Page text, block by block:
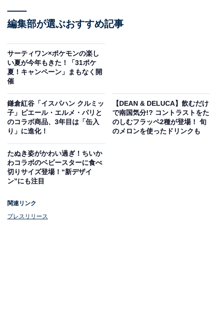
属のゴムバンドを使用すれば、コンパクトに折りたたん
でまとめられるので、普段からバッグに入れておくこと
ができます。
バッグ上部にはファスナーがついているので、中身がこ
ぼれたり、のぞかれたりする心配もありません。
編集部が選ぶおすすめ記事
サーティワン×ポケモンの楽し
い夏が今年もきた！「31ポケ
夏！キャンペーン」まもなく開
催
鎌倉紅谷「イスパハン クルミッ
子」ピエール・エルメ・パリと
のコラボ商品、3年目は「缶入
り」に進化！
【DEAN & DELUCA】飲むだけ
で南国気分!? コントラストをた
のしむフラッペ2種が登場！ 旬
のメロンを使ったドリンクも
たぬき姿がかわい過ぎ！ちいか
わコラボのベビースターに食べ
切りサイズ登場！“新デザイ
ン”にも注目
関連リンク
プレスリリース